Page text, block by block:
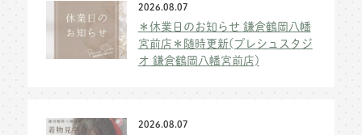
2026.08.07
＊休業日のお知らせ 鎌倉鶴岡八幡
宮前店＊随時更新(プレシュスタジ
オ 鎌倉鶴岡八幡宮前店)
2026.08.07